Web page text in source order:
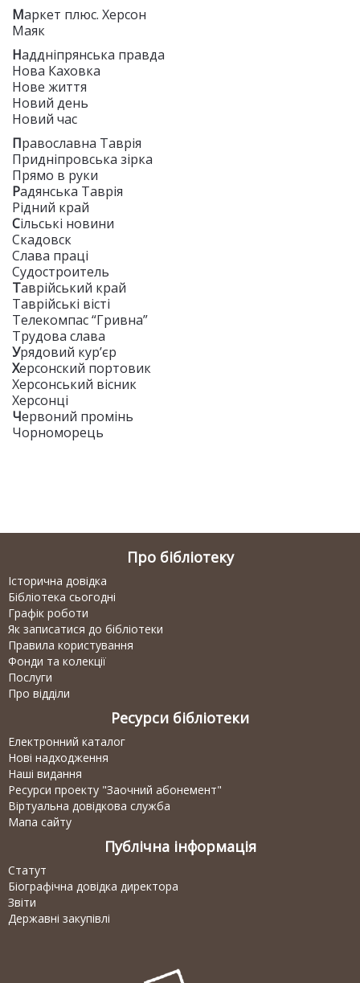
Маркет плюс. Херсон
Маяк
Наддніпрянська правда
Нова Каховка
Нове життя
Новий день
Новий час
Православна Таврія
Придніпровська зірка
Прямо в руки
Радянська Таврія
Рідний край
Сільські новини
Скадовск
Слава праці
Судостроитель
Таврійський край
Таврійські вісті
Телекомпас “Гривна”
Трудова слава
Урядовий кур’єр
Херсонский портовик
Херсонський вісник
Херсонці
Червоний промінь
Чорноморець
Про бібліотеку
Історична довідка
Бібліотека сьогодні
Графік роботи
Як записатися до бібліотеки
Правила користування
Фонди та колекції
Послуги
Про відділи
Ресурси бібліотеки
Електронний каталог
Нові надходження
Наші видання
Ресурси проекту "Заочний абонемент"
Віртуальна довідкова служба
Мапа сайту
Публічна інформація
Статут
Біографічна довідка директора
Звіти
Державні закупівлі